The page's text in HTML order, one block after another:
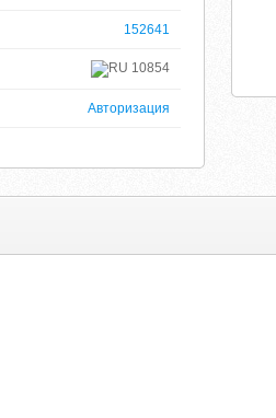
152641
10854
Авторизация